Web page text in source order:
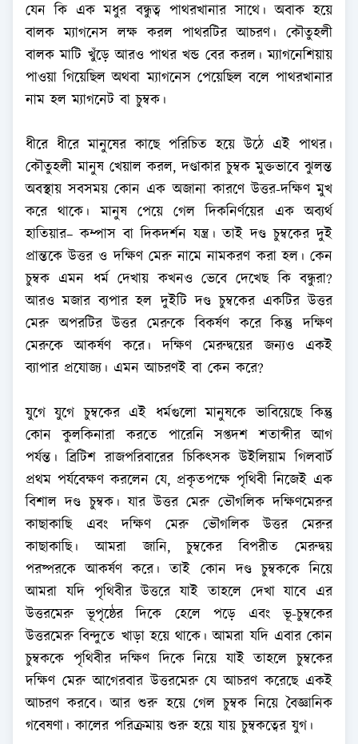
যেন কি এক মধুর বন্ধুত্ব পাথরখানার সাথে। অবাক হয়ে
বালক ম্যাগনেস লক্ষ করল পাথরটির আচরণ। কৌতুহলী
বালক মাটি খুঁড়ে আরও পাথর খন্ড বের করল। ম্যাগনেশিয়ায়
পাওয়া গিয়েছিল অথবা ম্যাগনেস পেয়েছিল বলে পাথরখানার
নাম হল ম্যাগনেট বা চুম্বক।
ধীরে ধীরে মানুষের কাছে পরিচিত হয়ে উঠে এই পাথর।
কৌতুহলী মানুষ খেয়াল করল, দণ্ডাকার চুম্বক মুক্তভাবে ঝুলন্ত
অবস্থায় সবসময় কোন এক অজানা কারণে উত্তর-দক্ষিণ মুখ
করে থাকে। মানুষ পেয়ে গেল দিকনির্ণয়ের এক অব্যর্থ
হাতিয়ার– কম্পাস বা দিকদর্শন যন্ত্র। তাই দণ্ড চুম্বকের দুই
প্রান্তকে উত্তর ও দক্ষিণ মেরু নামে নামকরণ করা হল। কেন
চুম্বক এমন ধর্ম দেখায় কখনও ভেবে দেখেছ কি বন্ধুরা?
আরও মজার ব্যপার হল দুইটি দণ্ড চুম্বকের একটির উত্তর
মেরু অপরটির উত্তর মেরুকে বিকর্ষণ করে কিন্তু দক্ষিণ
মেরুকে আকর্ষণ করে। দক্ষিণ মেরুদ্বয়ের জন্যও একই
ব্যাপার প্রযোজ্য। এমন আচরণই বা কেন করে?
যুগে যুগে চুম্বকের এই ধর্মগুলো মানুষকে ভাবিয়েছে কিন্তু
কোন কুলকিনারা করতে পারেনি সপ্তদশ শতাব্দীর আগ
পর্যন্ত। ব্রিটিশ রাজপরিবারের চিকিৎসক উইলিয়াম গিলবার্ট
প্রথম পর্যবেক্ষণ করলেন যে, প্রকৃতপক্ষে পৃথিবী নিজেই এক
বিশাল দণ্ড চুম্বক। যার উত্তর মেরু ভৌগলিক দক্ষিণমেরুর
কাছাকাছি এবং দক্ষিণ মেরু ভৌগলিক উত্তর মেরুর
কাছাকাছি। আমরা জানি, চুম্বকের বিপরীত মেরুদ্বয়
পরষ্পরকে আকর্ষণ করে। তাই কোন দণ্ড চুম্বককে নিয়ে
আমরা যদি পৃথিবীর উত্তরে যাই তাহলে দেখা যাবে এর
উত্তরমেরু ভূপৃষ্ঠের দিকে হেলে পড়ে এবং ভূ-চুম্বকের
উত্তরমেরু বিন্দুতে খাড়া হয়ে থাকে। আমরা যদি এবার কোন
চুম্বককে পৃথিবীর দক্ষিণ দিকে নিয়ে যাই তাহলে চুম্বকের
দক্ষিণ মেরু আগেরবার উত্তরমেরু যে আচরণ করেছে একই
আচরণ করবে। আর শুরু হয়ে গেল চুম্বক নিয়ে বৈজ্ঞানিক
গবেষণা। কালের পরিক্রমায় শুরু হয়ে যায় চুম্বকত্বের যুগ।